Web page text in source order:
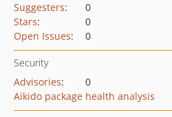
Suggesters:
0
Stars:
0
Open Issues: 0
Security
Advisories:
0
Aikido package health analysis